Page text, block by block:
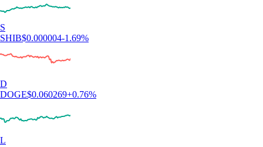
S
SHIB$0.000004-1.69%
D
DOGE$0.060269+0.76%
L